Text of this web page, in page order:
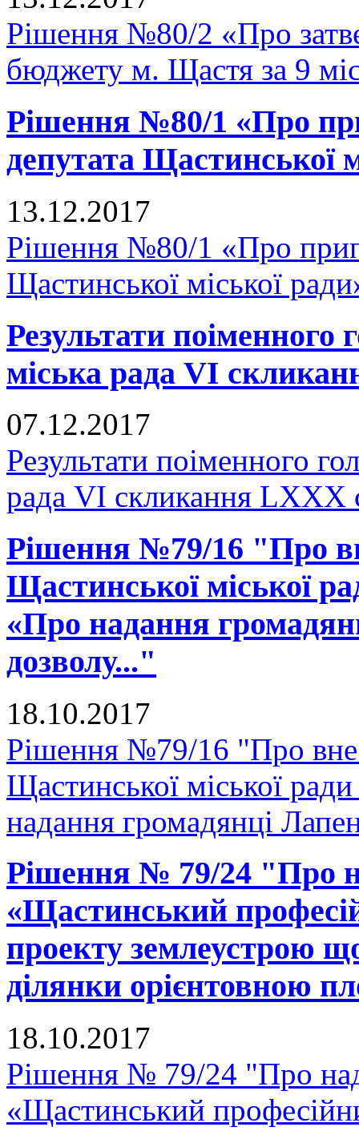
Рішення №80/2 «Про
бюджету м. Щастя за 9
Рішення №80/1 «Про
депутата Щастинської
13.12.2017
Рішення №80/1 «Про
Щастинської міської
Результати
міська рада VI
07.12.2017
Результати поіменного
рада VI скликання LXXX
Рішення №79/16 "Про
Щастинської міської
«Про надання
дозволу..."
18.10.2017
Рішення №79/16 "Про
Щастинської міської
надання громадянці
Рішення № 79/24 "Про
«Щастинський
проекту землеустрою
ділянки орієнтовною
18.10.2017
Рішення № 79/24 "Про
«Щастинський